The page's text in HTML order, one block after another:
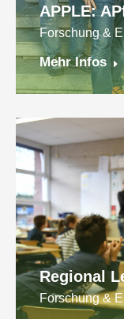
APPLE:
Forschung &
Mehr Infos
Regional
Forschung &